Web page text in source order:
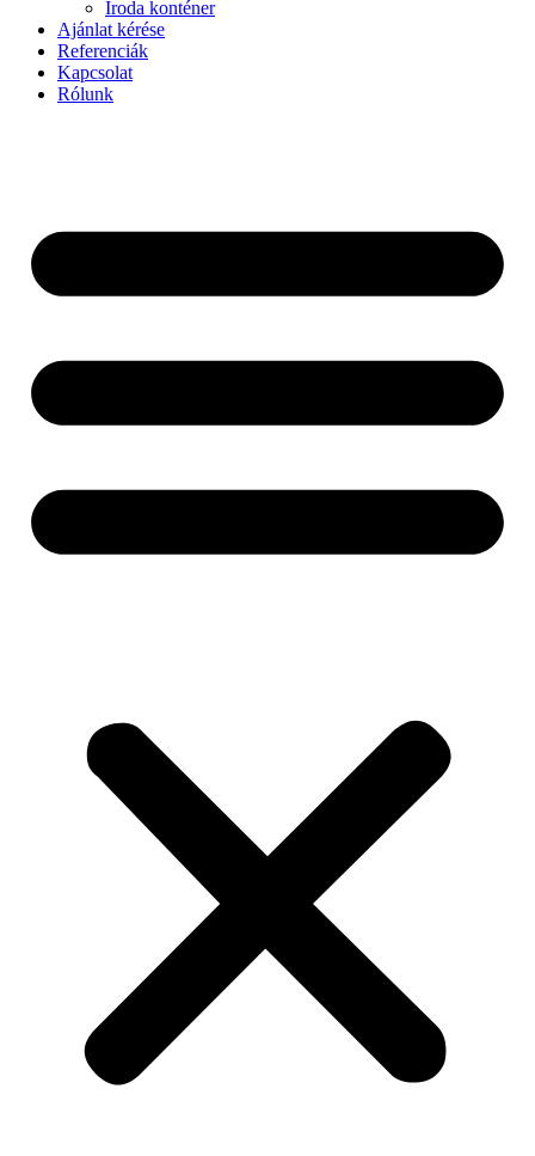
Iroda konténer
Ajánlat kérése
Referenciák
Kapcsolat
Rólunk